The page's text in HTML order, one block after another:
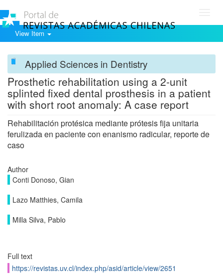
View Item
Applied Sciences in Dentistry
Prosthetic rehabilitation using a 2-unit
splinted fixed dental prosthesis in a patient
with short root anomaly: A case report
Rehabilitación protésica mediante prótesis fija unitaria
ferulizada en paciente con enanismo radicular, reporte de
caso
Author
Conti Donoso, Gian
Lazo Matthies, Camila
Milla Silva, Pablo
Full text
https://revistas.uv.cl/index.php/asid/article/view/2651